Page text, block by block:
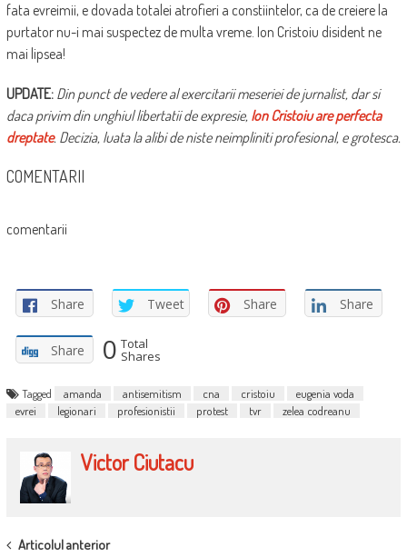
fata evreimii, e dovada totalei atrofieri a constiintelor, ca de creiere la
purtator nu-i mai suspectez de multa vreme. Ion Cristoiu disident ne
mai lipsea!
UPDATE: Din punct de vedere al exercitarii meseriei de jurnalist, dar si
daca privim din unghiul libertatii de expresie, Ion Cristoiu are perfecta
dreptate. Decizia, luata la alibi de niste neimpliniti profesional, e grotesca.
COMENTARII
comentarii
Share Tweet Share Share
Share 0 Total
Shares
Tagged amanda antisemitism cna cristoiu
eugenia voda
evrei
legionari profesionistii protest tvr zelea codreanu
Victor Ciutacu
POST
Articolul anterior